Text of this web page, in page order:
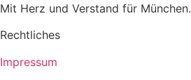
Mit Herz und Verstand für München.
Rechtliches
Impressum